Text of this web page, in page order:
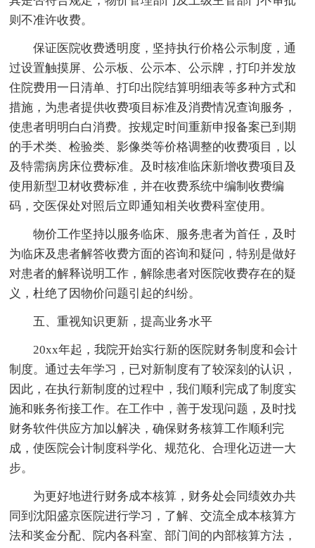
则不准许收费。
保证医院收费透明度，坚持执行价格公示制度，通
过设置触摸屏、公示板、公示本、公示牌，打印并发放
住院费用一日清单、打印出院结算明细表等多种方式和
措施，为患者提供收费项目标准及消费情况查询服务，
使患者明明白白消费。按规定时间重新申报备案已到期
的手术类、检验类、影像类等价格调整的收费项目，以
及特需病房床位费标准。及时核准临床新增收费项目及
使用新型卫材收费标准，并在收费系统中编制收费编
码，交医保处对照后立即通知相关收费科室使用。
物价工作坚持以服务临床、服务患者为首任，及时
为临床及患者解答收费方面的咨询和疑问，特别是做好
对患者的解释说明工作，解除患者对医院收费存在的疑
义，杜绝了因物价问题引起的纠纷。
五、重视知识更新，提高业务水平
20xx年起，我院开始实行新的医院财务制度和会计
制度。通过去年学习，已对新制度有了较深刻的认识，
因此，在执行新制度的过程中，我们顺利完成了制度实
施和账务衔接工作。在工作中，善于发现问题，及时找
财务软件供应方加以解决，确保财务核算工作顺利完
成，使医院会计制度科学化、规范化、合理化迈进一大
步。
为更好地进行财务成本核算，财务处会同绩效办共
同到沈阳盛京医院进行学习，了解、交流全成本核算方
法和奖金分配、院内各科室、部门间的内部核算方法，